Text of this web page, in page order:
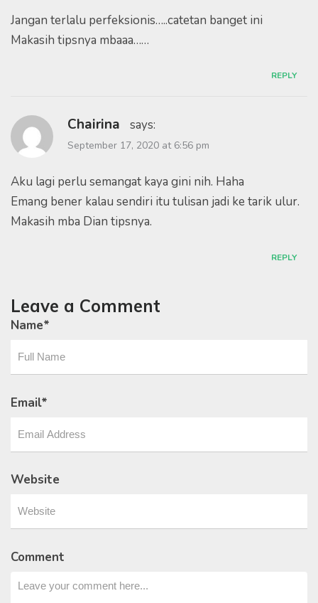
Jangan terlalu perfeksionis…..catetan banget ini
Makasih tipsnya mbaaa……
REPLY
Chairina says:
September 17, 2020 at 6:56 pm
Aku lagi perlu semangat kaya gini nih. Haha
Emang bener kalau sendiri itu tulisan jadi ke tarik ulur.
Makasih mba Dian tipsnya.
REPLY
Leave a Comment
Name*
Email*
Website
Comment